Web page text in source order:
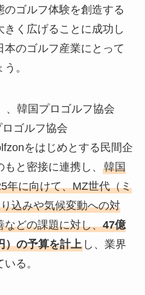
のゴルフ体験を創造する
く広げることに成功し
のゴルフ産業にとって
。
、韓国プロゴルフ協会
ロゴルフ協会
をはじめとする民間企
と密接に連携し、 韓国
年に向けて、MZ世代（ミ
込みや気候変動への対
などの課題に対し、47億
）の予算を計上し、業界
る。